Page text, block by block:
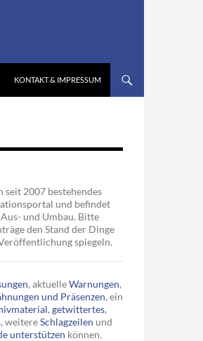
KONTAKT & IMPRESSUM
seit 2007 bestehendes
und befindet
und Umbau. Bitte
den Stand der Dinge
spiegeln.
, aktuelleWarnungen,
und Präsenzen, ein
, getwittertes,
, weitereSchlagzeilen und
unterstützen können.